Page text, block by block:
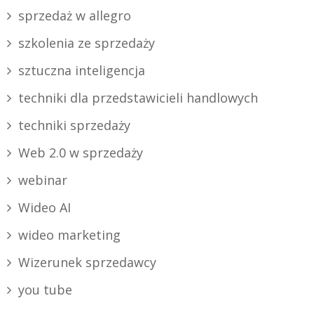
sprzedaż w allegro
szkolenia ze sprzedaży
sztuczna inteligencja
techniki dla przedstawicieli handlowych
techniki sprzedaży
Web 2.0 w sprzedaży
webinar
Wideo AI
wideo marketing
Wizerunek sprzedawcy
you tube